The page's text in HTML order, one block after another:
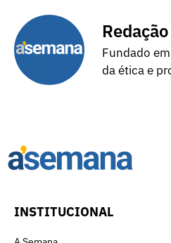
Redação
Fundado
da ética e
INSTITUCIONAL